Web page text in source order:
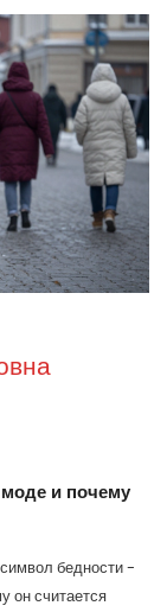
и почему
бедности -
он считается